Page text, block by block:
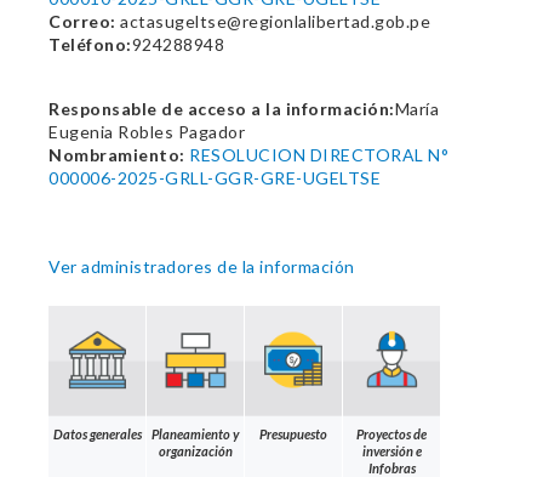
Correo: actasugeltse@regionlalibertad.gob.pe
Teléfono:924288948
Responsable de acceso a la información:María
Eugenia Robles Pagador
Nombramiento: RESOLUCION DIRECTORAL N°
000006-2025-GRLL-GGR-GRE-UGELTSE
Ver administradores de la información
Datos generales
Planeamiento y
organización
Presupuesto
Proyectos de
inversión e
Infobras